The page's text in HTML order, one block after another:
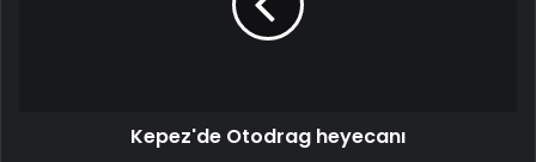
Kepez'de Otodrag heyecanı